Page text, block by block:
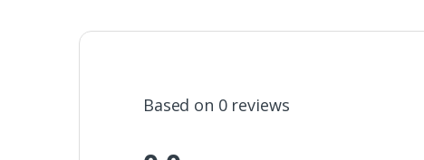
Based on 0 reviews